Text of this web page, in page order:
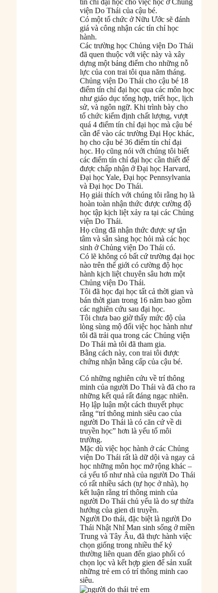
viện Do Thái của cậu bé.
Có một tổ chức ở Nữu Ước sẽ đánh
giá và công nhận các tín chỉ học
hành.
Các trường học Chủng viện Do Thái
đã quen thuộc với việc này và xây
dựng một bảng điểm cho những nỗ
lực của con trai tôi qua năm tháng.
Chủng viện Do Thái cho cậu bé 18
điểm tín chỉ đại học qua các môn học
như giáo dục tổng hợp, triết học, lịch
sử, và ngôn ngữ. Khi trình bày cho
tổ chức kiểm định chất lượng, vượt
quá 4 điểm tín chỉ đại học mà cậu bé
cần để vào các trường Đại Học khác,
họ cho cậu bé 36 điểm tín chỉ đại
học. Họ cũng nói với chúng tôi biết
các điểm tín chỉ đại học cần thiết để
được chấp nhận ở Đại học Harvard,
Đại học Yale, Đại học Pennsylvania
và Đại học Do Thái.
Họ giải thích với chúng tôi rằng họ là
hoàn toàn nhận thức được cường độ
học tập kịch liệt xảy ra tại các Chủng
viện Do Thái.
Họ cũng đã nhận thức được sự tận
tâm và sẵn sàng học hỏi mà các học
sinh ở Chủng viện Do Thái có.
Có lẽ không có bất cứ trường đại học
nào trên thế giới có cường độ học
hành kịch liệt chuyên sâu hơn một
Chủng viện Do Thái.
Tôi đã học đại học tất cả thời gian và
bán thời gian trong 16 năm bao gồm
các nghiên cứu sau đại học.
Tôi chưa bao giờ thấy mức độ của
lòng sùng mộ đối việc học hành như
tôi đã trải qua trong các Chủng viện
Do Thái mà tôi đã tham gia.
Bằng cách này, con trai tôi được
chứng nhận bằng cấp của cậu bé.
Có những nghiên cứu về trí thông
minh của người Do Thái và đã cho ra
những kết quả rất đáng ngạc nhiên.
Họ lập luận một cách thuyết phục
rằng “trí thông minh siêu cao của
người Do Thái là có căn cứ về di
truyền học” hơn là yếu tố môi
trường.
Mặc dù việc học hành ở các Chủng
viện Do Thái rất là dữ dội và ngay cả
học những môn học mở rộng khác –
cả yếu tố như nhà của người Do Thái
có rất nhiều sách (tự học ở nhà), họ
kết luận rằng trí thông minh của
người Do Thái chủ yếu là do sự thừa
hưởng của gien di truyền.
Người Do thái, đặc biệt là người Do
Thái Nhật Nhĩ Man sinh sống ở miền
Trung và Tây Âu, đã thực hành việc
chọn giống trong nhiều thế kỷ
thường liên quan đến giao phối có
chọn lọc và kết hợp gien để sản xuất
những trẻ em có trí thông minh cao
siêu.